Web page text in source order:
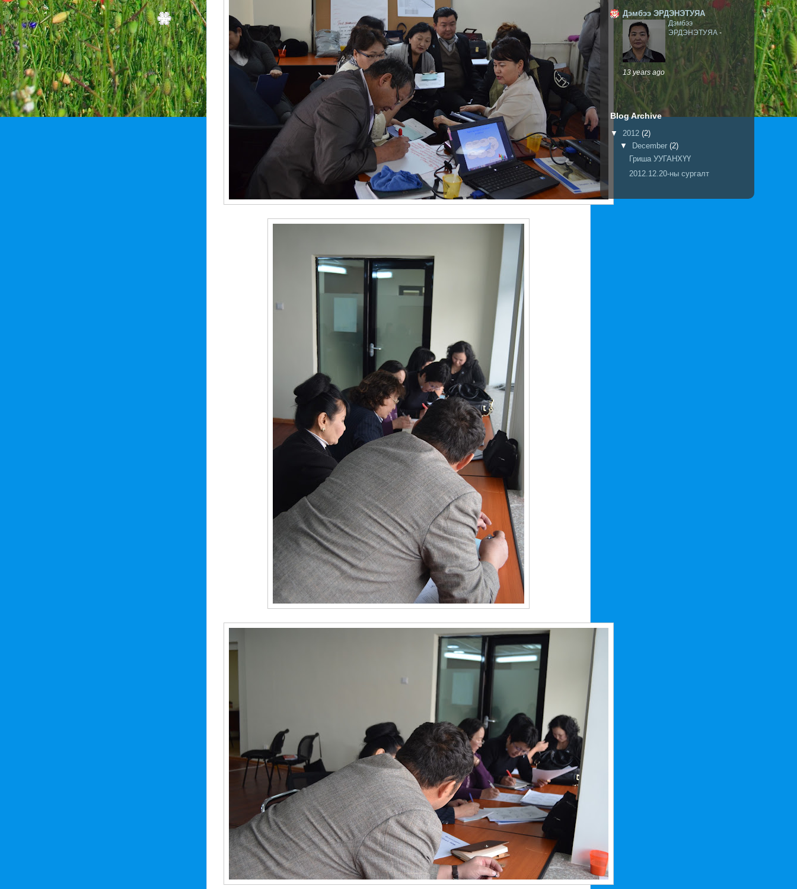
Дэмбээ ЭРДЭНЭТУЯА
Дэмбээ
ЭРДЭНЭТУЯА -
13 years ago
Blog Archive
▼ 2012 (2)
▼
December (2)
Гриша УУГАНХҮҮ
2012.12.20-ны сургалт